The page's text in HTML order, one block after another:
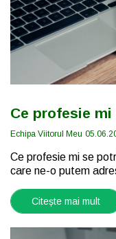
Ce profesie
Echipa Viitorul Meu
Ce profesie mi se
care ne-o putem
Citește mai mult